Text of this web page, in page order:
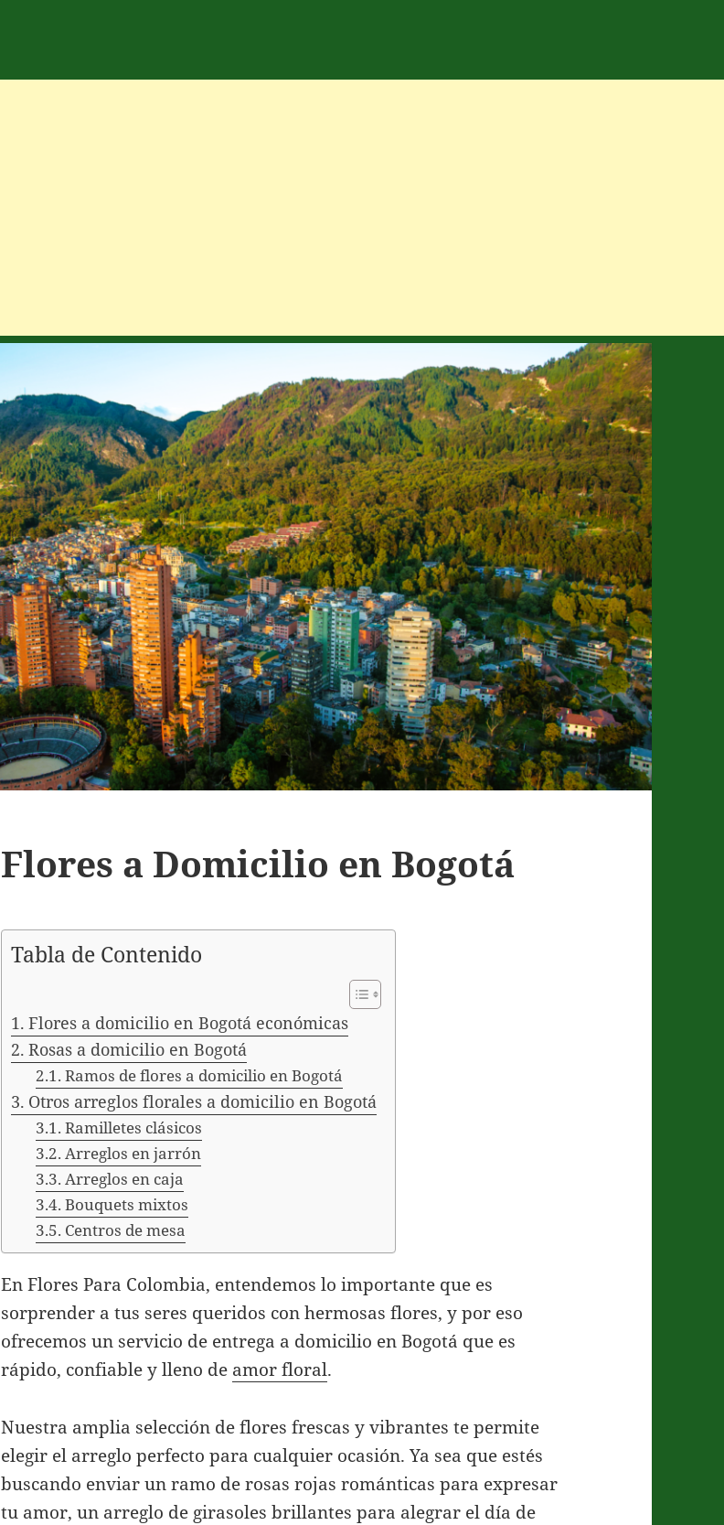
Flores a Domicilio en Bogotá
Tabla de Contenido
Flores a domicilio en Bogotá económicas
Rosas a domicilio en Bogotá
Ramos de flores a domicilio en Bogotá
Otros arreglos florales a domicilio en Bogotá
Ramilletes clásicos
Arreglos en jarrón
Arreglos en caja
Bouquets mixtos
Centros de mesa
En Flores Para Colombia, entendemos lo importante que es
sorprender a tus seres queridos con hermosas flores, y por eso
ofrecemos un servicio de entrega a domicilio en Bogotá que es
rápido, confiable y lleno de amor floral.
Nuestra amplia selección de flores frescas y vibrantes te permite
elegir el arreglo perfecto para cualquier ocasión. Ya sea que estés
buscando enviar un ramo de rosas rojas románticas para expresar
tu amor, un arreglo de girasoles brillantes para alegrar el día de